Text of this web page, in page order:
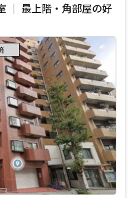
｜ 最上階・角部屋の好